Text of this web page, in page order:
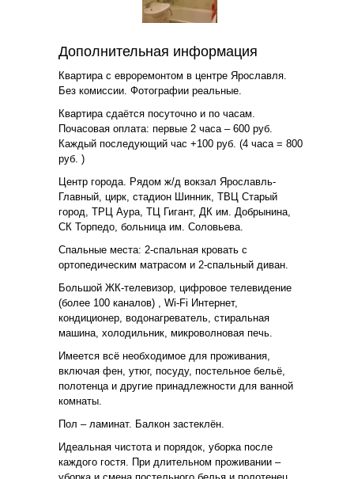
Дополнительная информация
Квартира с евроремонтом в центре Ярославля.
Без комиссии. Фотографии реальные.
Квартира сдаётся посуточно и по часам.
Почасовая оплата: первые 2 часа – 600 руб.
Каждый последующий час +100 руб. (4 часа = 800
руб. )
Центр города. Рядом ж/д вокзал Ярославль-
Главный, цирк, стадион Шинник, ТВЦ Старый
город, ТРЦ Аура, ТЦ Гигант, ДК им. Добрынина,
СК Торпедо, больница им. Соловьева.
Спальные места: 2-спальная кровать с
ортопедическим матрасом и 2-спальный диван.
Большой ЖК-телевизор, цифровое телевидение
(более 100 каналов) , Wi-Fi Интернет,
кондиционер, водонагреватель, стиральная
машина, холодильник, микроволновая печь.
Имеется всё необходимое для проживания,
включая фен, утюг, посуду, постельное бельё,
полотенца и другие принадлежности для ванной
комнаты.
Пол – ламинат. Балкон застеклён.
Идеальная чистота и порядок, уборка после
каждого гостя. При длительном проживании –